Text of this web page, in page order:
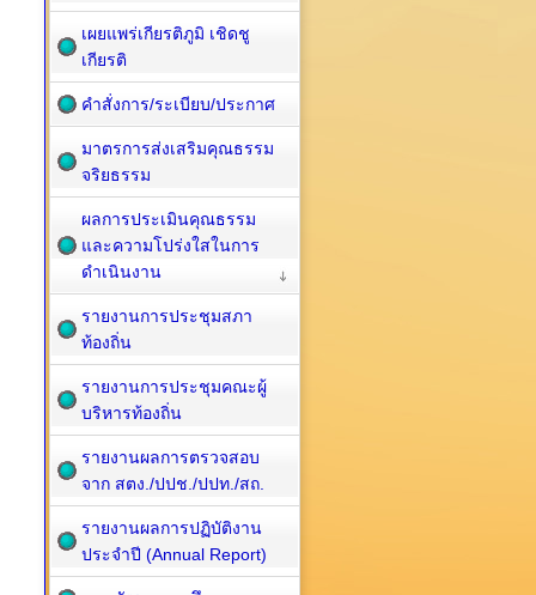
เผยแพร่เกียรติภูมิ เชิดชู
เกียรติ
คำสั่งการ/ระเบียบ/ประกาศ
มาตรการส่งเสริมคุณธรรม
จริยธรรม
ผลการประเมินคุณธรรม
และความโปร่งใสในการ
ดำเนินงาน
รายงานการประชุมสภา
ท้องถิ่น
รายงานการประชุมคณะผู้
บริหารท้องถิ่น
รายงานผลการตรวจสอบ
จาก สตง./ปปช./ปปท./สถ.
รายงานผลการปฏิบัติงาน
ประจำปี (Annual Report)